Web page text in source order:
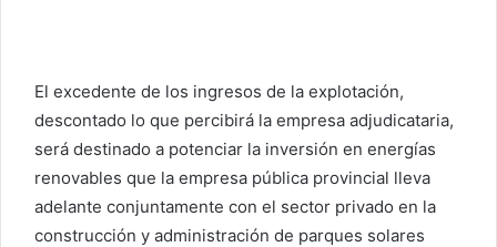
El excedente de los ingresos de la explotación,
descontado lo que percibirá la empresa adjudicataria,
será destinado a potenciar la inversión en energías
renovables que la empresa pública provincial lleva
adelante conjuntamente con el sector privado en la
construcción y administración de parques solares